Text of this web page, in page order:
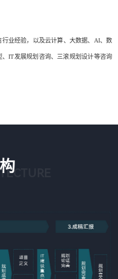
业经验，以及云计算、大数据、AI、数
IT发展规划咨询、三滚规划设计等咨询